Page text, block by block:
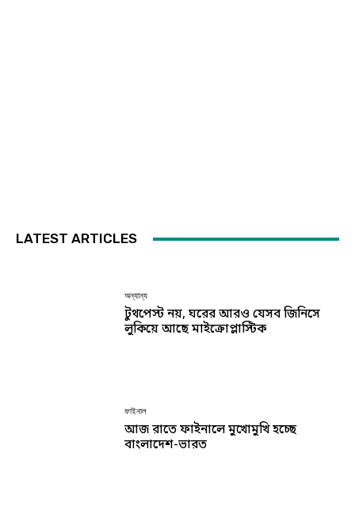
LATEST ARTICLES
অন্যান্য
টুথপেস্ট নয়, ঘরের আরও যেসব জিনিসে
লুকিয়ে আছে মাইক্রোপ্লাস্টিক
ফাইনাল
আজ রাতে ফাইনালে মুখোমুখি হচ্ছে
বাংলাদেশ-ভারত